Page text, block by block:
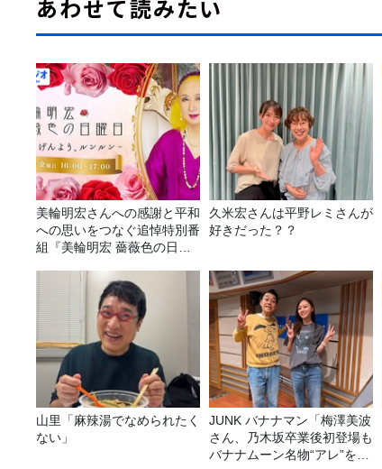
あわせて読みたい
美輪明宏さんへの感謝と平和
への思いをつなぐ追悼特別番
組『美輪明宏 薔薇色の日曜
～』8/9（日）16時放送
久米宏さんは平野レミさんが
好きだった？？
山里「麻辣湯でなめられたく
ない」
JUNK バナナマン「梅澤美波
さん、乃木坂卒業後初登場も
バナナムーン名物“アレ”を喰